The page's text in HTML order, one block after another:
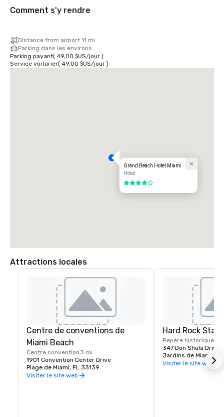
Comment s'y rendre
Distance from airport 11 mi
Parking dans les environs
Parking payant( 49,00 $US/jour)
Service voiturier( 49,00 $US/jour)
Grand Beach Hotel Miami
Hôtel
4 sur 5
Attractions locales
Centre de conventions de
Miami Beach
Centre convention 3 mi
1901 Convention Center Drive
Plage de Miami, FL 33139
Visiter le site web
Hard Rock
Repère historique
347 Don Shula Drive
Jardins de Miami,
Visiter le site web